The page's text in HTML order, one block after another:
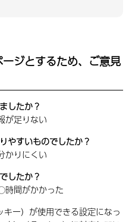
ジとするため、ご意見
したか？
が足りない
やすいものでしたか？
かりにくい
したか？
時間がかかった
ー）が使用できる設定になっ